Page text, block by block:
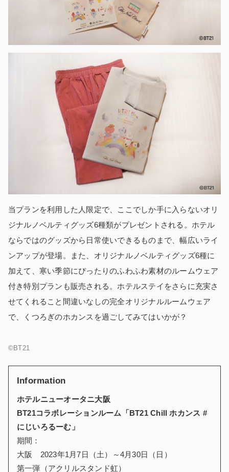
当プランを利用した人限定で、ここでしか手に入らないオリ
ジナルノベルティグッズ6種類がプレゼントされる。ホテル
ならではのグッズから日常使いできるものまで、幅広いライ
ンアップが登場。また、オリジナルノベルティグッズ6種に
加えて、寒い季節にぴったりのふわふわ素材のルームウェア
付き特別プランも販売される。ホテルステイをさらに充実さ
せてくれること間違いなしの完全オリジナルルームウェア
で、くつろぎのホカンスを過ごしてみてはいかが？
©BT21
Information
ホテルニューオータニ大阪
BT21コラボレーションルーム 「BT21 Chill ホカンス #
にじいろるーむ」
期間：
大阪 2023年1月7日（土）～4月30日（日）
第一弾（アクリルスタンド虹）